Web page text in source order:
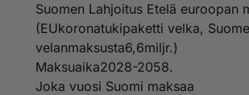
Suomen Lahjoitus Etelä euroopan
(EUkoronatukipaketti velka,
velanmaksusta6,6miljr.)
Maksuaika2028-2058.
Joka vuosi Suomi maksaa